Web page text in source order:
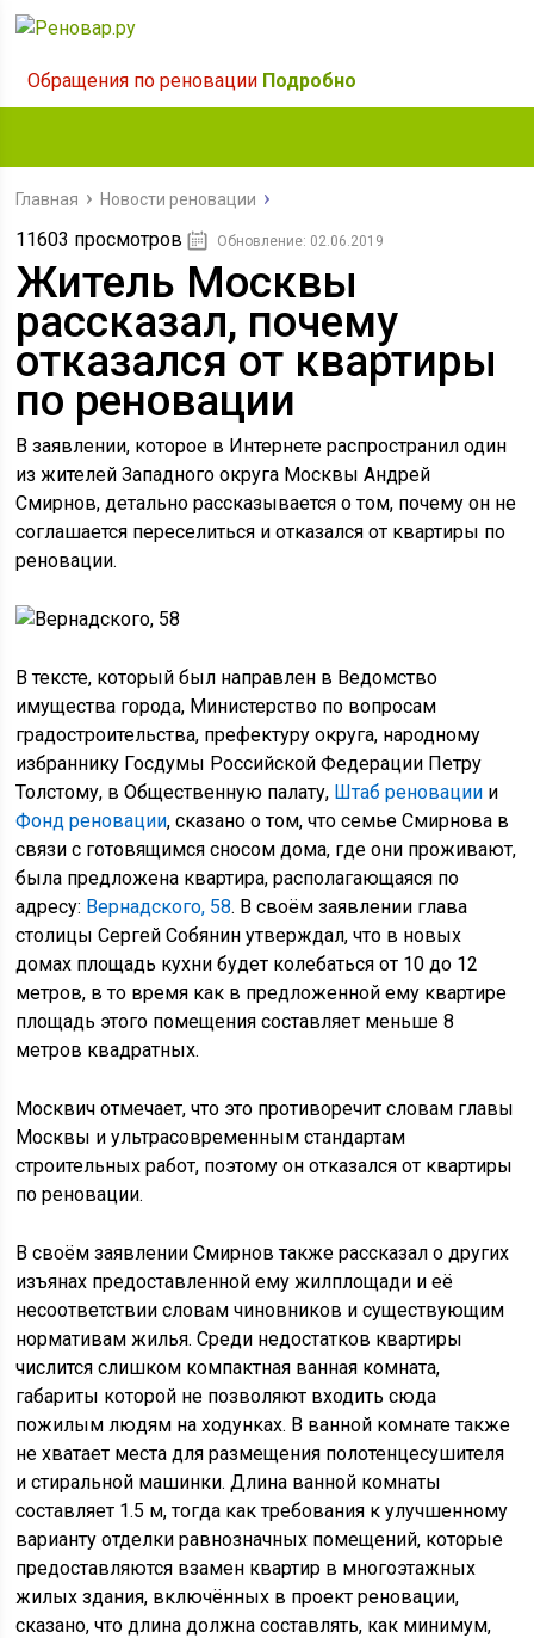
Обращения по реновации Подробно
Главная Новости реновации
11603 просмотров Обновление: 02.06.2019
Житель Москвы
рассказал, почему
отказался от квартиры
по реновации
В заявлении, которое в Интернете распространил один
из жителей Западного округа Москвы Андрей
Смирнов, детально рассказывается о том, почему он не
соглашается переселиться и отказался от квартиры по
реновации.
В тексте, который был направлен в Ведомство
имущества города, Министерство по вопросам
градостроительства, префектуру округа, народному
избраннику Госдумы Российской Федерации Петру
Толстому, в Общественную палату, Штаб реновации и
Фонд реновации, сказано о том, что семье Смирнова в
связи с готовящимся сносом дома, где они проживают,
была предложена квартира, располагающаяся по
адресу: Вернадского, 58. В своём заявлении глава
столицы Сергей Собянин утверждал, что в новых
домах площадь кухни будет колебаться от 10 до 12
метров, в то время как в предложенной ему квартире
площадь этого помещения составляет меньше 8
метров квадратных.
Москвич отмечает, что это противоречит словам главы
Москвы и ультрасовременным стандартам
строительных работ, поэтому он отказался от квартиры
по реновации.
В своём заявлении Смирнов также рассказал о других
изъянах предоставленной ему жилплощади и её
несоответствии словам чиновников и существующим
нормативам жилья. Среди недостатков квартиры
числится слишком компактная ванная комната,
габариты которой не позволяют входить сюда
пожилым людям на ходунках. В ванной комнате также
не хватает места для размещения полотенцесушителя
и стиральной машинки. Длина ванной комнаты
составляет 1.5 м, тогда как требования к улучшенному
варианту отделки равнозначных помещений, которые
предоставляются взамен квартир в многоэтажных
жилых здания, включённых в проект реновации,
сказано, что длина должна составлять, как минимум,